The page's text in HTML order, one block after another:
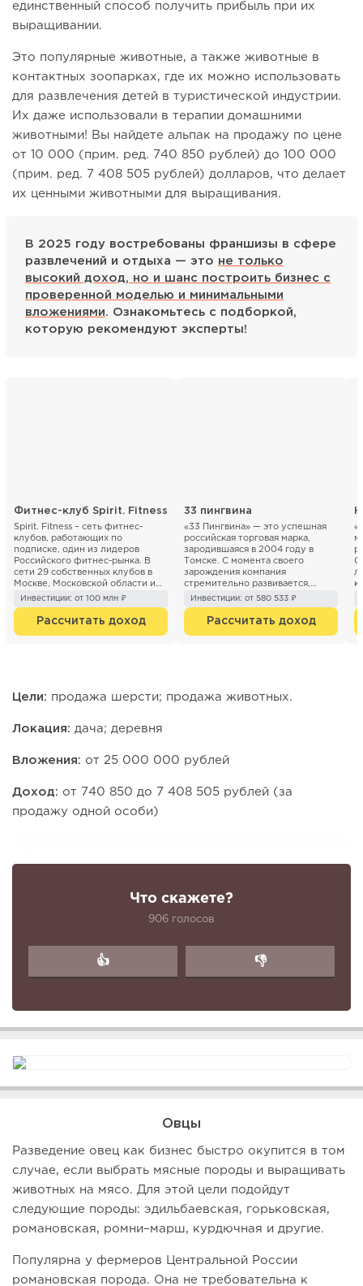
единственный способ получить прибыль при их
выращивании.
Это популярные животные, а также животные в
контактных зоопарках, где их можно использовать
для развлечения детей в туристической индустрии.
Их даже использовали в терапии домашними
животными! Вы найдете альпак на продажу по цене
от 10 000 (прим. ред. 740 850 рублей) до 100 000
(прим. ред. 7 408 505 рублей) долларов, что делает
их ценными животными для выращивания.
В 2025 году востребованы франшизы в сфере
развлечений и отдыха — это не только
высокий доход, но и шанс построить бизнес с
проверенной моделью и минимальными
вложениями. Ознакомьтесь с подборкой,
которую рекомендуют эксперты!
Фитнес-клуб Spirit. Fitness
Spirit. Fitness – сеть фитнес-
клубов, работающих по
подписке, один из лидеров
Российского фитнес-рынка. В
сети 29 собственных клубов в
Москве, Московской области и
Санкт- Петербурге. Компани...
Инвестиции: от 100 млн ₽
Рассчитать доход
33 пингвина
«33 Пингвина» — это успешная
российская торговая марка,
зародившаяся в 2004 году в
Томске. С момента своего
зарождения компания
стремительно развивается,
расширяя сеть кафе и точек п...
Инвестиции: от 580 533 ₽
Рассчитать доход
Цели: продажа шерсти; продажа животных.
Локация: дача; деревня
Вложения: от 25 000 000 рублей
Доход: от 740 850 до 7 408 505 рублей (за
продажу одной особи)
Что скажете?
906 голосов
👍 👎
Овцы
Разведение овец как бизнес быстро окупится в том
случае, если выбрать мясные породы и выращивать
животных на мясо. Для этой цели подойдут
следующие породы: эдильбаевская, горьковская,
романовская, ромни–марш, курдючная и другие.
Популярна у фермеров Центральной России
романовская порода. Она не требовательна к